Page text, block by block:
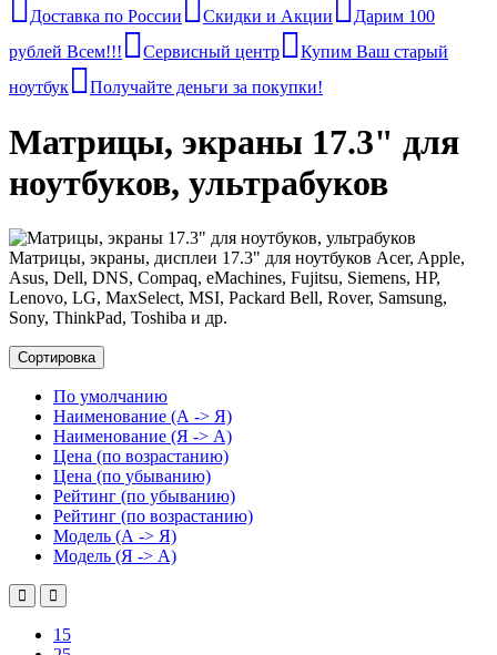
Доставка по России Скидки и Акции
Дарим 100
рублей Всем!!!
Сервисный центр
Купим Ваш старый
ноутбук
Получайте деньги за покупки!
Матрицы, экраны 17.3" для
ноутбуков, ультрабуков
Матрицы, экраны, дисплеи 17.3" для ноутбуков Acer, Apple,
Asus, Dell, DNS, Compaq, eMachines, Fujitsu, Siemens, HP,
Lenovo, LG, MaxSelect, MSI, Packard Bell, Rover, Samsung,
Sony, ThinkPad, Toshiba и др.
Сортировка
По умолчанию
Наименование (А -> Я)
Наименование (Я -> А)
Цена (по возрастанию)
Цена (по убыванию)
Рейтинг (по убыванию)
Рейтинг (по возрастанию)
Модель (А -> Я)
Модель (Я -> А)
15